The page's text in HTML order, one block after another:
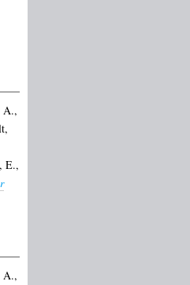
A.,
E.,
A.,